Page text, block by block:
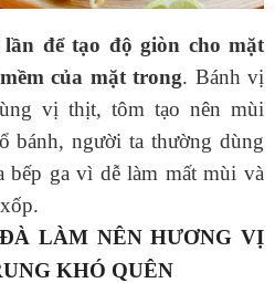
để tạo độ giòn cho mặt
của mặt trong. Bánh vị
vị thịt, tôm tạo nên mùi
bánh, người ta thường dùng
ga vì dễ làm mất mùi và
LÀM NÊN HƯƠNG VỊ
KHÓ QUÊN